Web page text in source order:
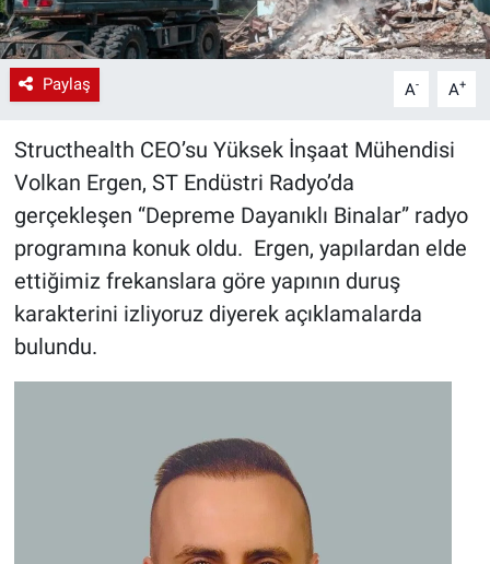
Paylaş A- A+
Structhealth CEO’su Yüksek İnşaat Mühendisi
Volkan Ergen, ST Endüstri Radyo’da
gerçekleşen “Depreme Dayanıklı Binalar” radyo
programına konuk oldu. Ergen, yapılardan elde
ettiğimiz frekanslara göre yapının duruş
karakterini izliyoruz diyerek açıklamalarda
bulundu.